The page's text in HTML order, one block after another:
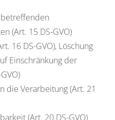
(Art. 15 DS-GVO)
16 DS-GVO), Löschung
Einschränkung der
die Verarbeitung (Art. 21
(Art. 20 DS-GVO)